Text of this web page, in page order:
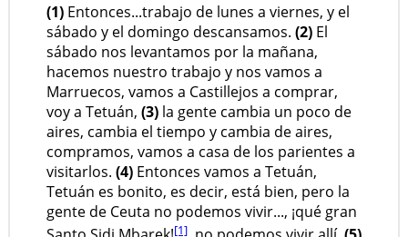
(1) Entonces...trabajo de lunes a viernes, y el
sábado y el domingo descansamos. (2) El
sábado nos levantamos por la mañana,
hacemos nuestro trabajo y nos vamos a
Marruecos, vamos a Castillejos a comprar,
voy a Tetuán, (3) la gente cambia un poco de
aires, cambia el tiempo y cambia de aires,
compramos, vamos a casa de los parientes a
visitarlos. (4) Entonces vamos a Tetuán,
Tetuán es bonito, es decir, está bien, pero la
gente de Ceuta no podemos vivir..., ¡qué gran
[1]